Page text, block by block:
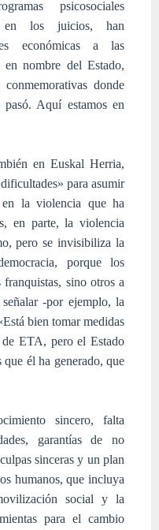
psicosociales
en los juicios, han
económicas a las
nombre del Estado,
donde
Aquí estamos en
en Euskal Herria,
para asumir
la violencia que ha
en parte, la violencia
pero se invisibiliza la
porque los
sino otros a
-por ejemplo, la
bien tomar medidas
ETA, pero el Estado
él ha generado, que
sincero, falta
garantías de no
sinceras y un plan
humanos, que incluya
social y la
para el cambio